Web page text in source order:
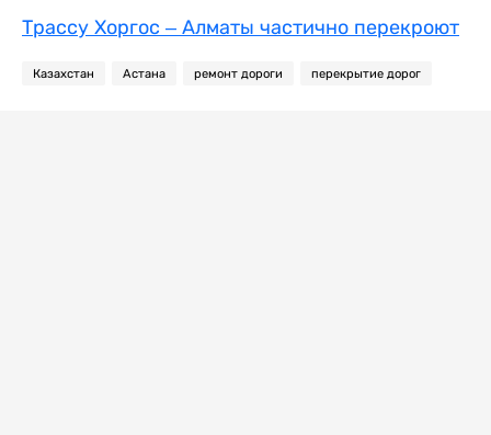
Трассу Хоргос – Алматы частично перекроют
Казахстан Астана ремонт дороги перекрытие дорог